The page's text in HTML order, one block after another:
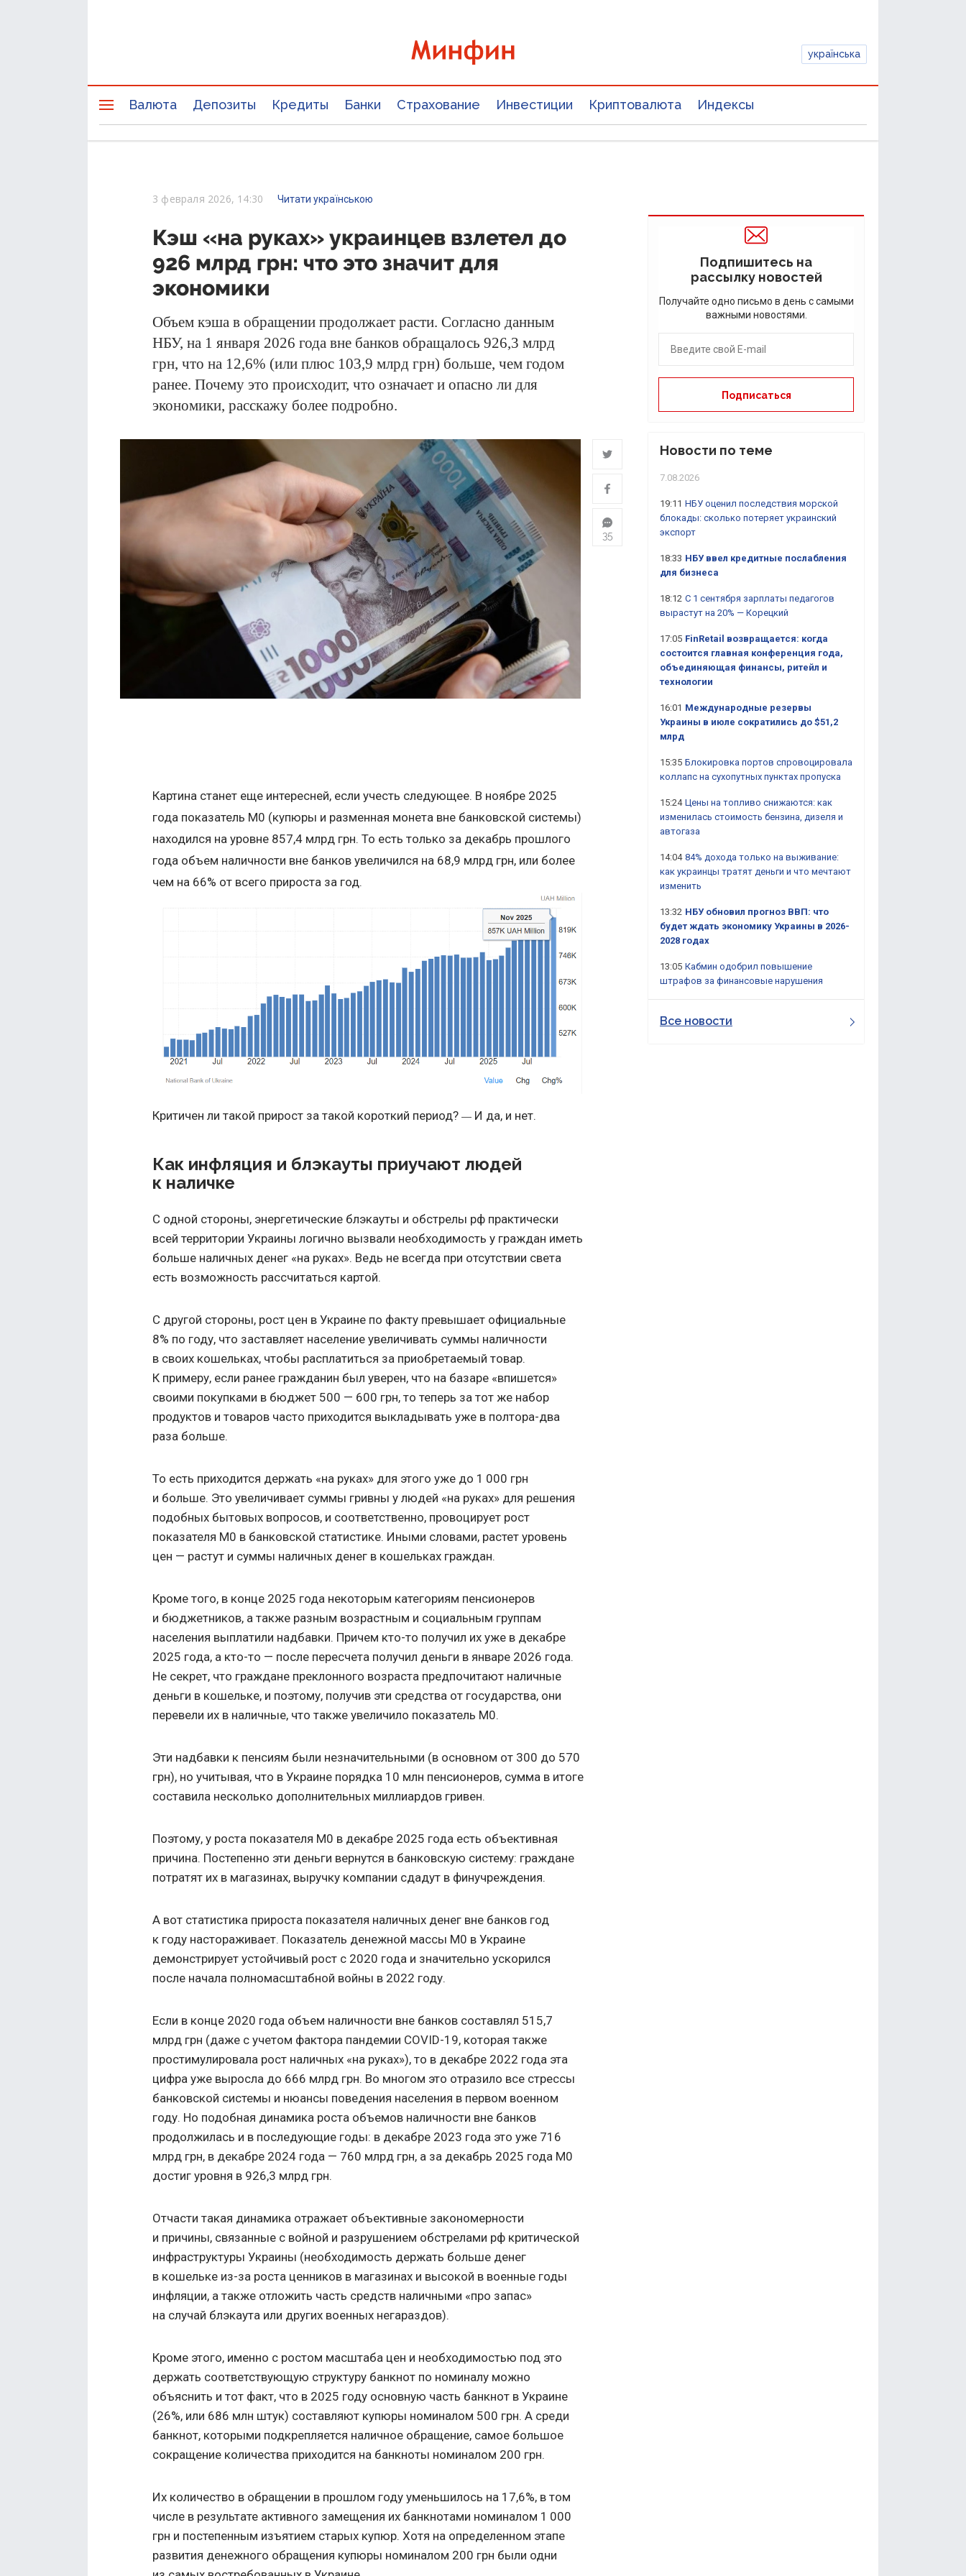
українська
Валюта Депозиты Кредиты Банки Страхование Инвестиции Криптовалюта Индексы
3 февраля 2026, 14:30 Читати українською
Кэш «на руках» украинцев взлетел до
926 млрд грн: что это значит для
экономики
Объем кэша в обращении продолжает расти. Согласно данным
НБУ, на 1 января 2026 года вне банков обращалось 926,3 млрд
грн, что на 12,6% (или плюс 103,9 млрд грн) больше, чем годом
ранее. Почему это происходит, что означает и опасно ли для
экономики, расскажу более подробно.
35
Картина станет еще интересней, если учесть следующее. В ноябре 2025
года показатель М0 (купюры и разменная монета вне банковской системы)
находился на уровне 857,4 млрд грн. То есть только за декабрь прошлого
года объем наличности вне банков увеличился на 68,9 млрд грн, или более
чем на 66% от всего прироста за год.
Критичен ли такой прирост за такой короткий период? — И да, и нет.
Как инфляция и блэкауты приучают людей
к наличке
С одной стороны, энергетические блэкауты и обстрелы рф практически
всей территории Украины логично вызвали необходимость у граждан иметь
больше наличных денег «на руках». Ведь не всегда при отсутствии света
есть возможность рассчитаться картой.
С другой стороны, рост цен в Украине по факту превышает официальные
8% по году, что заставляет население увеличивать суммы наличности
в своих кошельках, чтобы расплатиться за приобретаемый товар.
К примеру, если ранее гражданин был уверен, что на базаре «впишется»
своими покупками в бюджет 500 — 600 грн, то теперь за тот же набор
продуктов и товаров часто приходится выкладывать уже в полтора-два
раза больше.
То есть приходится держать «на руках» для этого уже до 1 000 грн
и больше. Это увеличивает суммы гривны у людей «на руках» для решения
подобных бытовых вопросов, и соответственно, провоцирует рост
показателя М0 в банковской статистике. Иными словами, растет уровень
цен — растут и суммы наличных денег в кошельках граждан.
Кроме того, в конце 2025 года некоторым категориям пенсионеров
и бюджетников, а также разным возрастным и социальным группам
населения выплатили надбавки. Причем кто-то получил их уже в декабре
2025 года, а кто-то — после пересчета получил деньги в январе 2026 года.
Не секрет, что граждане преклонного возраста предпочитают наличные
деньги в кошельке, и поэтому, получив эти средства от государства, они
перевели их в наличные, что также увеличило показатель М0.
Эти надбавки к пенсиям были незначительными (в основном от 300 до 570
грн), но учитывая, что в Украине порядка 10 млн пенсионеров, сумма в итоге
составила несколько дополнительных миллиардов гривен.
Поэтому, у роста показателя М0 в декабре 2025 года есть объективная
причина. Постепенно эти деньги вернутся в банковскую систему: граждане
потратят их в магазинах, выручку компании сдадут в финучреждения.
А вот статистика прироста показателя наличных денег вне банков год
к году настораживает. Показатель денежной массы M0 в Украине
демонстрирует устойчивый рост с 2020 года и значительно ускорился
после начала полномасштабной войны в 2022 году.
Если в конце 2020 года объем наличности вне банков составлял 515,7
млрд грн (даже с учетом фактора пандемии COVID-19, которая также
простимулировала рост наличных «на руках»), то в декабре 2022 года эта
цифра уже выросла до 666 млрд грн. Во многом это отразило все стрессы
банковской системы и нюансы поведения населения в первом военном
году. Но подобная динамика роста объемов наличности вне банков
продолжилась и в последующие годы: в декабре 2023 года это уже 716
млрд грн, в декабре 2024 года — 760 млрд грн, а за декабрь 2025 года М0
достиг уровня в 926,3 млрд грн.
Отчасти такая динамика отражает объективные закономерности
и причины, связанные с войной и разрушением обстрелами рф критической
инфраструктуры Украины (необходимость держать больше денег
в кошельке из-за роста ценников в магазинах и высокой в военные годы
инфляции, а также отложить часть средств наличными «про запас»
на случай блэкаута или других военных негараздов).
Кроме этого, именно с ростом масштаба цен и необходимостью под это
держать соответствующую структуру банкнот по номиналу можно
объяснить и тот факт, что в 2025 году основную часть банкнот в Украине
(26%, или 686 млн штук) составляют купюры номиналом 500 грн. А среди
банкнот, которыми подкрепляется наличное обращение, самое большое
сокращение количества приходится на банкноты номиналом 200 грн.
Их количество в обращении в прошлом году уменьшилось на 17,6%, в том
числе в результате активного замещения их банкнотами номиналом 1 000
грн и постепенным изъятием старых купюр. Хотя на определенном этапе
развития денежного обращения купюры номиналом 200 грн были одни
Подпишитесь на
рассылку новостей
Получайте одно письмо в день с самыми
важными новостями.
Новости по теме
7.08.2026
19:11 НБУ оценил последствия морской
блокады: сколько потеряет украинский
экспорт
18:33 НБУ ввел кредитные послабления
для бизнеса
18:12 С 1 сентября зарплаты педагогов
вырастут на 20% — Корецкий
17:05 FinRetail возвращается: когда
состоится главная конференция года,
объединяющая финансы, ритейл и
технологии
16:01 Международные резервы
Украины в июле сократились до $51,2
млрд
15:35 Блокировка портов спровоцировала
коллапс на сухопутных пунктах пропуска
15:24 Цены на топливо снижаются: как
изменилась стоимость бензина, дизеля и
автогаза
14:04 84% дохода только на выживание:
как украинцы тратят деньги и что мечтают
изменить
13:32 НБУ обновил прогноз ВВП: что
будет ждать экономику Украины в 2026-
2028 годах
13:05 Кабмин одобрил повышение
штрафов за финансовые нарушения
Все новости